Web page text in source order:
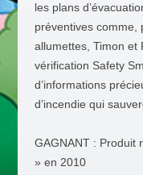
les plans
préventives comme,
allumettes, Timon et
vérification Safety
d’informations
d’incendie qui
GAGNANT : Produit
» en 2010